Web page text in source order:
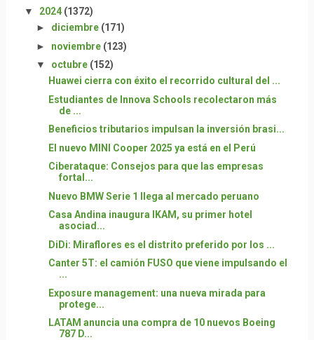
▼ 2024 (1372)
► diciembre (171)
► noviembre (123)
▼ octubre (152)
Huawei cierra con éxito el recorrido cultural del ...
Estudiantes de Innova Schools recolectaron más
de ...
Beneficios tributarios impulsan la inversión brasi...
El nuevo MINI Cooper 2025 ya está en el Perú
Ciberataque: Consejos para que las empresas
fortal...
Nuevo BMW Serie 1 llega al mercado peruano
Casa Andina inaugura IKAM, su primer hotel
asociad...
DiDi: Miraflores es el distrito preferido por los ...
Canter 5T: el camión FUSO que viene impulsando el
...
Exposure management: una nueva mirada para
protege...
LATAM anuncia una compra de 10 nuevos Boeing
787 D...